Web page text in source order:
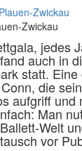
Zwickau
jedes
auch in
statt.
die
aufgriff
Man
Welt
vor